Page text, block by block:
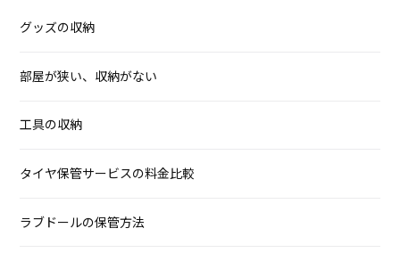
グッズの収納
部屋が狭い、収納がない
工具の収納
タイヤ保管サービスの料金比較
ラブドールの保管方法